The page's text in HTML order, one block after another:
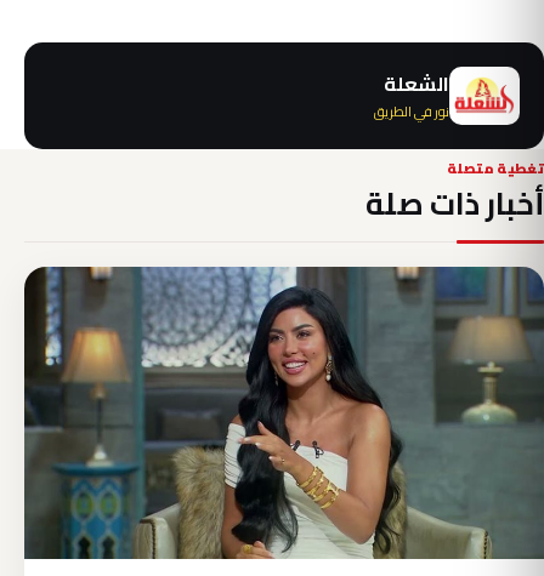
الشعلة
نور في الطريق
تغطية متصلة
أخبار ذات صلة